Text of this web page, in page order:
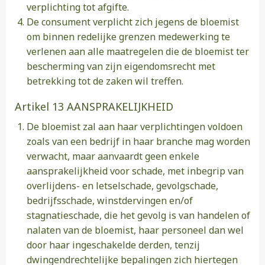
verplichting tot afgifte.
De consument verplicht zich jegens de bloemist
om binnen redelijke grenzen medewerking te
verlenen aan alle maatregelen die de bloemist ter
bescherming van zijn eigendomsrecht met
betrekking tot de zaken wil treffen.
Artikel 13 AANSPRAKELIJKHEID
De bloemist zal aan haar verplichtingen voldoen
zoals van een bedrijf in haar branche mag worden
verwacht, maar aanvaardt geen enkele
aansprakelijkheid voor schade, met inbegrip van
overlijdens- en letselschade, gevolgschade,
bedrijfsschade, winstdervingen en/of
stagnatieschade, die het gevolg is van handelen of
nalaten van de bloemist, haar personeel dan wel
door haar ingeschakelde derden, tenzij
dwingendrechtelijke bepalingen zich hiertegen